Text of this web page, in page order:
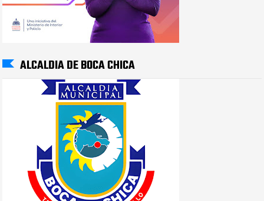
ALCALDIA DE BOCA CHICA